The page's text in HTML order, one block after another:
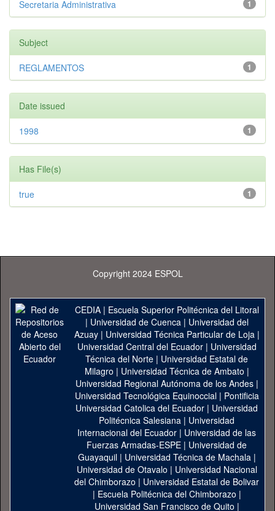
1
Secretaria Administrativa
Subject
1
REGLAMENTOS
Date issued
1
1998
Has File(s)
1
true
Copyright 2024 ESPOL
CEDIA| Escuela Superior Politécnica del Litoral
| Universidad de Cuenca| Universidad del
Azuay| Universidad Técnica Particular de Loja|
Universidad Central del Ecuador| Universidad
Técnica del Norte | Universidad Estatal de
Milagro | Universidad Técnica de Ambato |
Universidad Regional Autónoma de los Andes|
Universidad Tecnológica Equinoccial| Pontificia
Universidad Catolica del Ecuador | Universidad
Politécnica Salesiana | Universidad
Internacional del Ecuador | Universidad de las
Fuerzas Armadas-ESPE | Universidad de
Guayaquil| Universidad Técnica de Machala|
Universidad de Otavalo | Universidad Nacional
del Chimborazo | Universidad Estatal de Bolivar
| Escuela Politécnica del Chimborazo |
Universidad San Francisco de Quito |